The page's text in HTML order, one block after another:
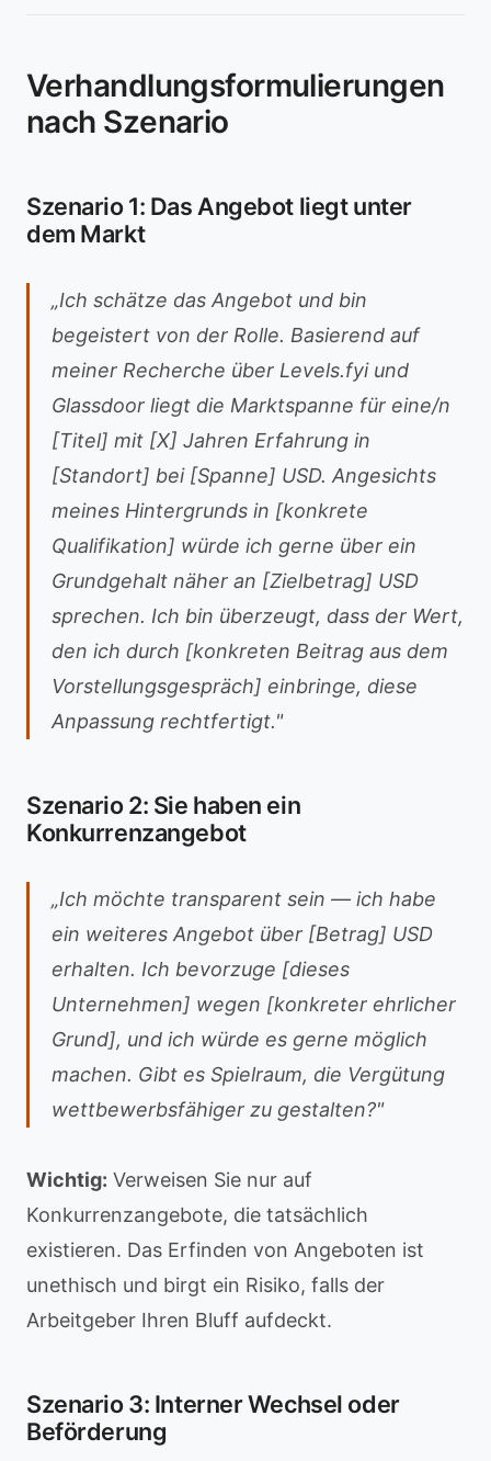
Verhandlungsformulierungen
nach Szenario
Szenario 1: Das Angebot liegt unter
dem Markt
„Ich schätze das Angebot und bin
begeistert von der Rolle. Basierend auf
meiner Recherche über Levels.fyi und
Glassdoor liegt die Marktspanne für eine/n
[Titel] mit [X] Jahren Erfahrung in
[Standort] bei [Spanne] USD. Angesichts
meines Hintergrunds in [konkrete
Qualifikation] würde ich gerne über ein
Grundgehalt näher an [Zielbetrag] USD
sprechen. Ich bin überzeugt, dass der Wert,
den ich durch [konkreten Beitrag aus dem
Vorstellungsgespräch] einbringe, diese
Anpassung rechtfertigt."
Szenario 2: Sie haben ein
Konkurrenzangebot
„Ich möchte transparent sein — ich habe
ein weiteres Angebot über [Betrag] USD
erhalten. Ich bevorzuge [dieses
Unternehmen] wegen [konkreter ehrlicher
Grund], und ich würde es gerne möglich
machen. Gibt es Spielraum, die Vergütung
wettbewerbsfähiger zu gestalten?"
Wichtig: Verweisen Sie nur auf
Konkurrenzangebote, die tatsächlich
existieren. Das Erfinden von Angeboten ist
unethisch und birgt ein Risiko, falls der
Arbeitgeber Ihren Bluff aufdeckt.
Szenario 3: Interner Wechsel oder
Beförderung